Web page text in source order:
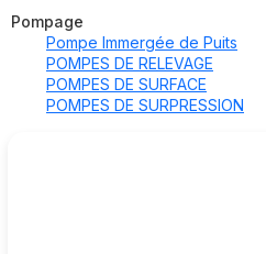
Pompage
Pompe Immergée de Puits
POMPES DE RELEVAGE
POMPES DE SURFACE
POMPES DE SURPRESSION